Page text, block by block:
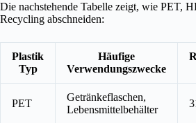
Die nachstehende Tabelle zeigt, wie PET,
Recycling abschneiden:
Plastik
Typ
Häufige
Verwendungszwecke
PET
Getränkeflaschen,
Lebensmittelbehälter